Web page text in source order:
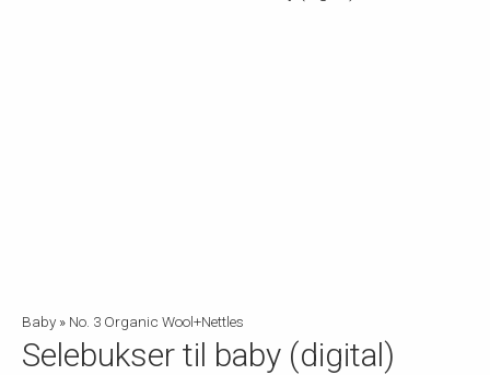
Baby » No. 3 Organic Wool+Nettles
Selebukser til baby (digital)